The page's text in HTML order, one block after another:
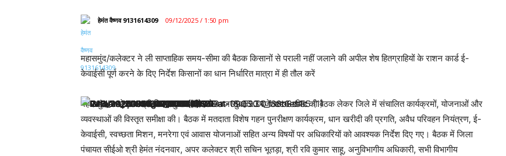
हेमंत वैष्णव 9131614309 09/12/2025 / 1:50 pm
महासमुंद/कलेक्टर ने ली साप्ताहिक समय-सीमा की बैठक किसानों से पराली नहीं जलाने की अपील शेष हितग्राहियों के राशन कार्ड ई-
केवाईसी पूर्ण करने के दिए निर्देश किसानों का धान निर्धारित मात्रा में ही तौल करें
महासमुंद/ कलेक्टर श्री विनय कुमार लंगेह ने आज सुबह 10 बजे समय-सीमा की बैठक लेकर जिले में संचालित कार्यक्रमों, योजनाओं और
व्यवस्थाओं की विस्तृत समीक्षा की। बैठक में मतदाता विशेष गहन पुनरीक्षण कार्यक्रम, धान खरीदी की प्रगति, अवैध परिवहन नियंत्रण, ई-
केवाईसी, स्वच्छता मिशन, मनरेगा एवं आवास योजनाओं सहित अन्य विषयों पर अधिकारियों को आवश्यक निर्देश दिए गए। बैठक में जिला
पंचायत सीईओ श्री हेमंत नंदनवार, अपर कलेक्टर श्री सचिन भूतड़ा, श्री रवि कुमार साहू, अनुविभागीय अधिकारी, सभी विभागीय